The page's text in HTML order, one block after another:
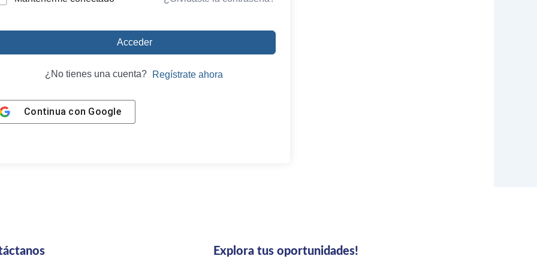
Acceder
¿No tienes una cuenta? Regístrate ahora
Continua con Google
Explora tus oportunidades!